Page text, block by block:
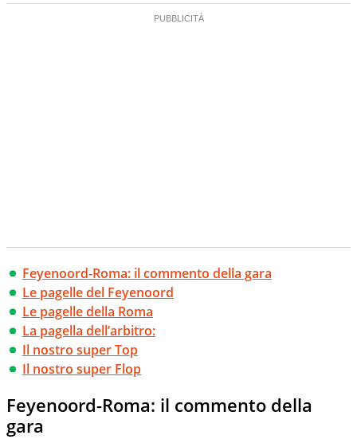
Feyenoord-Roma: il commento della gara
Le pagelle del Feyenoord
Le pagelle della Roma
La pagella dell’arbitro:
Il nostro super Top
Il nostro super Flop
Feyenoord-Roma: il commento della
gara